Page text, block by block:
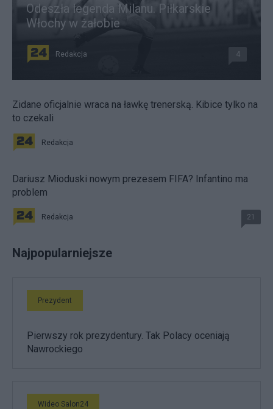
Odeszła legenda Milanu. Piłkarskie
Włochy w żałobie
Redakcja 4
Zidane oficjalnie wraca na ławkę trenerską. Kibice tylko na
to czekali
Redakcja
Dariusz Mioduski nowym prezesem FIFA? Infantino ma
problem
Redakcja 21
Najpopularniejsze
Prezydent
Pierwszy rok prezydentury. Tak Polacy oceniają
Nawrockiego
Wideo Salon24